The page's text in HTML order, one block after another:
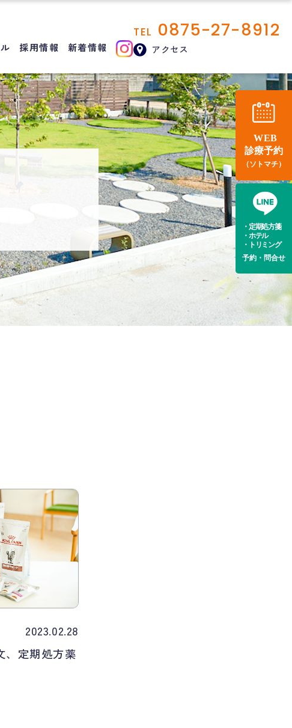
採用情報 新着情報
TEL 0875-27-8912
アクセス
2023.02.28
、定期処方薬